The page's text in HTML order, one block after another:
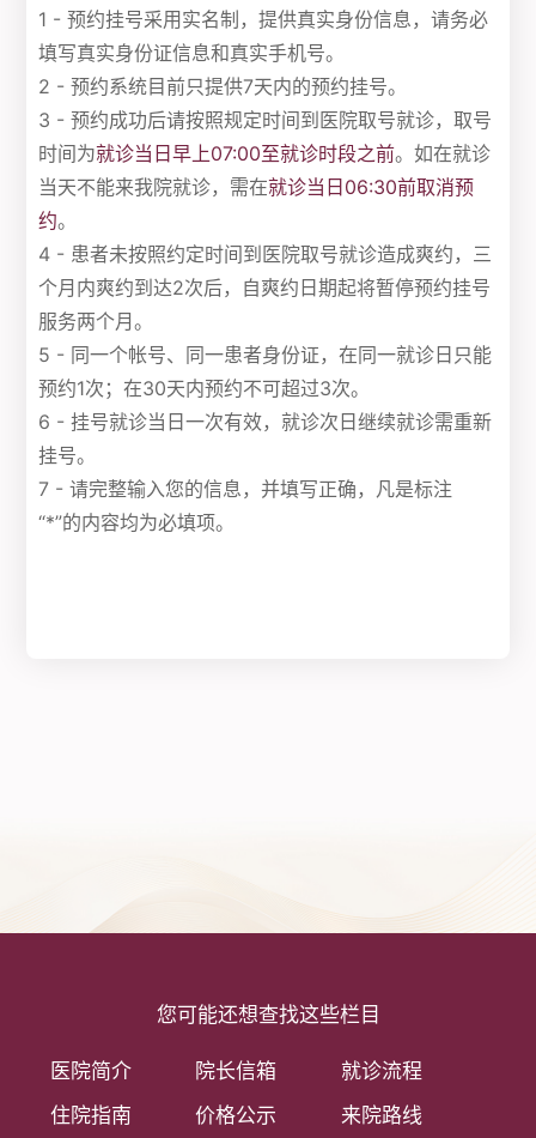
1 - 预约挂号采用实名制，提供真实身份信息，请务必
填写真实身份证信息和真实手机号。
2 - 预约系统目前只提供7天内的预约挂号。
3 - 预约成功后请按照规定时间到医院取号就诊，取号
时间为就诊当日早上07:00至就诊时段之前。如在就诊
当天不能来我院就诊，需在就诊当日06:30前取消预
约。
4 - 患者未按照约定时间到医院取号就诊造成爽约，三
个月内爽约到达2次后，自爽约日期起将暂停预约挂号
服务两个月。
5 - 同一个帐号、同一患者身份证，在同一就诊日只能
预约1次；在30天内预约不可超过3次。
6 - 挂号就诊当日一次有效，就诊次日继续就诊需重新
挂号。
7 - 请完整输入您的信息，并填写正确，凡是标注
“*”的内容均为必填项。
您可能还想查找这些栏目
医院简介 院长信箱
就诊流程
住院指南
价格公示
来院路线